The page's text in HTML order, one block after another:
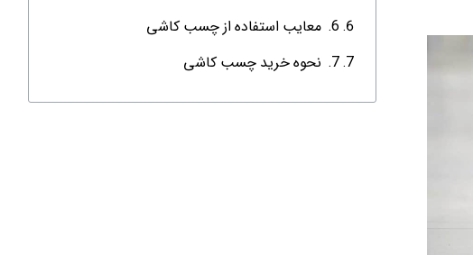
معایب استفاده از چسب کاشی
نحوه خرید چسب کاشی